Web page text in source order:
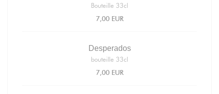
Bouteille 33cl
7,00 EUR
Desperados
bouteille 33cl
7,00 EUR